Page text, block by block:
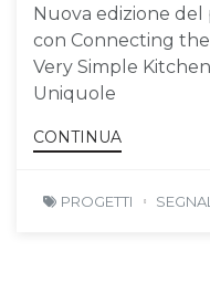
Nuova edizione
con Connecting the
Very Simple
Uniquole
CONTINUA
PROGETTI